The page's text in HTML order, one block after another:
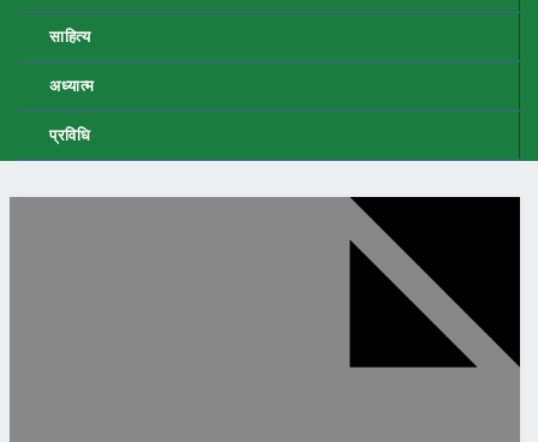
साहित्य
अध्यात्म
प्रविधि